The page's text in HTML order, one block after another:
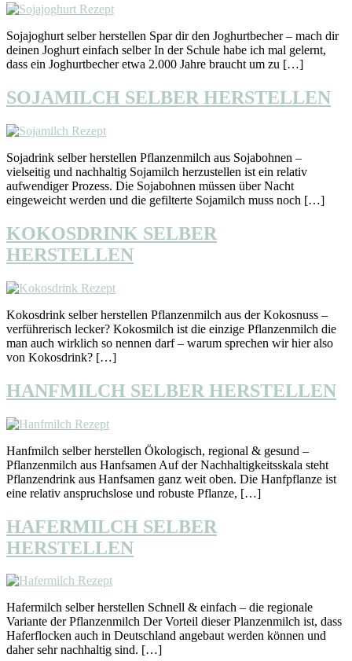
Sojajoghurt selber herstellen Spar dir den Joghurtbecher – mach dir
deinen Joghurt einfach selber In der Schule habe ich mal gelernt,
dass ein Joghurtbecher etwa 2.000 Jahre braucht um zu […]
SOJAMILCH SELBER HERSTELLEN
Sojadrink selber herstellen Pflanzenmilch aus Sojabohnen –
vielseitig und nachhaltig Sojamilch herzustellen ist ein relativ
aufwendiger Prozess. Die Sojabohnen müssen über Nacht
eingeweicht werden und die gefilterte Sojamilch muss noch […]
KOKOSDRINK SELBER
HERSTELLEN
Kokosdrink selber herstellen Pflanzenmilch aus der Kokosnuss –
verführerisch lecker? Kokosmilch ist die einzige Pflanzenmilch die
man auch wirklich so nennen darf – warum sprechen wir hier also
von Kokosdrink? […]
HANFMILCH SELBER HERSTELLEN
Hanfmilch selber herstellen Ökologisch, regional & gesund –
Pflanzenmilch aus Hanfsamen Auf der Nachhaltigkeitsskala steht
Pflanzendrink aus Hanfsamen ganz weit oben. Die Hanfpflanze ist
eine relativ anspruchslose und robuste Pflanze, […]
HAFERMILCH SELBER
HERSTELLEN
Hafermilch selber herstellen Schnell & einfach – die regionale
Variante der Pflanzenmilch Der Vorteil dieser Planzenmilch ist, dass
Haferflocken auch in Deutschland angebaut werden können und
daher sehr nachhaltig sind. […]